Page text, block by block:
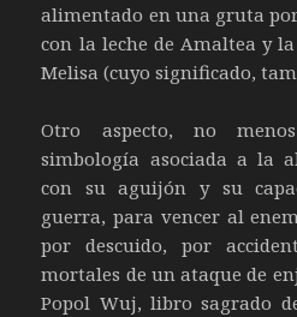
alimentado en una gruta
con la leche de Amaltea y
Melisa (cuyo significado,
Otro aspecto, no
simbología asociada a la
con su aguijón y su
guerra, para vencer al
por descuido, por
mortales de un ataque de
Popol Wuj, libro sagrado